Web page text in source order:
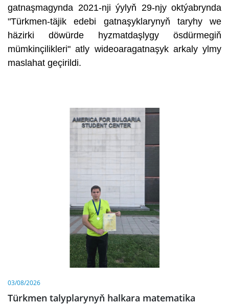
gatnaşmagynda 2021-nji ýylyň 29-njy oktýabrynda
"Türkmen-täjik edebi gatnaşyklarynyň taryhy we
häzirki döwürde hyzmatdaşlygy ösdürmegiň
mümkinçilikleri" atly wideoaragatnaşyk arkaly ylmy
maslahat geçirildi.
03/08/2026
Türkmen talyplarynyň halkara matematika